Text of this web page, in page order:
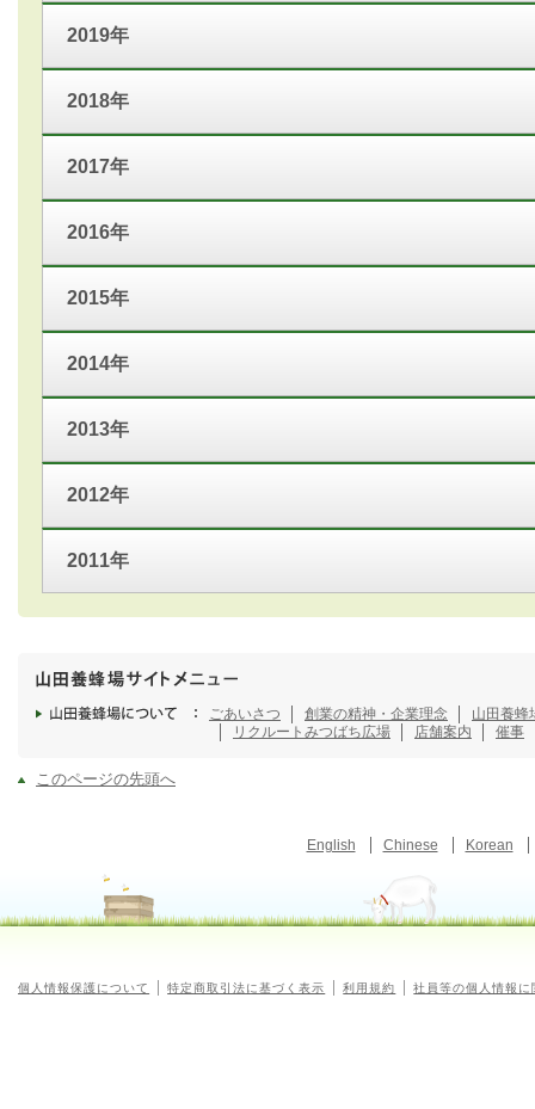
2019年
2018年
2017年
2016年
2015年
2014年
2013年
2012年
2011年
ごあいさつ 創業の精神・企業理念
山田養蜂
リクルート みつばち広場 店舗案内 催事
このページの先頭へ
English Chinese Korean
個人情報保護について 特定商取引法に基づく表示 利用規約 社員等の個人情報